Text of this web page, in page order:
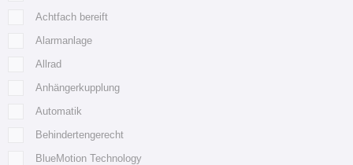
Achtfach bereift
Alarmanlage
Allrad
Anhängerkupplung
Automatik
Behindertengerecht
BlueMotion Technology